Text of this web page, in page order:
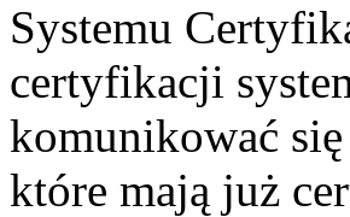
Systemu
certyfikacji
komunikować
które mają już